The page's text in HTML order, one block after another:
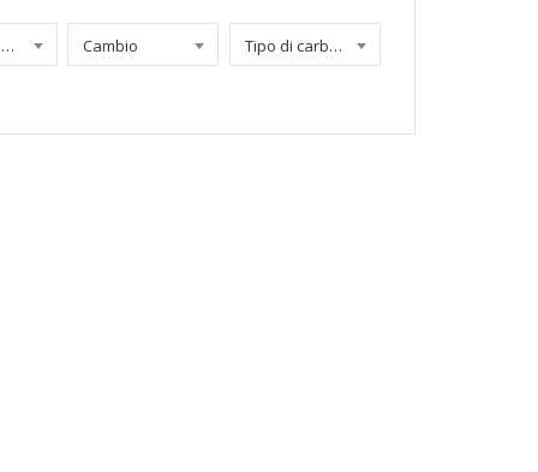
Chilometraggio Cambio Tipo di carburante